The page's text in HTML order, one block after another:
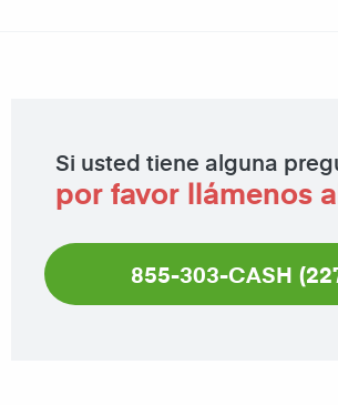
Si usted tiene alguna
por favor llámenos
855-303-CASH